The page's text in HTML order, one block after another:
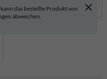
das bestellte Produkt von
abweichen.
In 3D anzeigen